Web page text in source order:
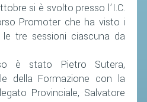
si è svolto presso l’I.C.
Promoter che ha visto i
tre sessioni ciascuna da
è stato Pietro Sutera,
della Formazione con la
Provinciale, Salvatore
AZZURRA